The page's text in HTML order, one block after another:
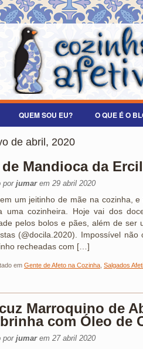
QUEM SOU EU? O QUE É O
de abril, 2020
de Mandioca da
porjumarem 29 abril 2020
um jeitinho de mãe na cozinha,
uma cozinheira. Hoje vai dos
pelos bolos e pães, além de ser
(@docila.2020). Impossível
recheadas com […]
em Gente de Afeto na Cozinha Salgados
Marroquino de
com Óleo de
porjumarem 27 abril 2020